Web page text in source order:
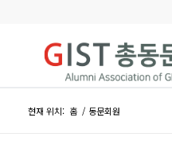
현재 위치: 홈 / 동문회원